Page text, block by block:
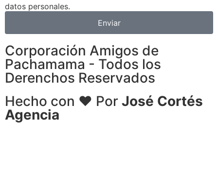
datos personales.
Enviar
Corporación Amigos de
Pachamama - Todos los
Derenchos Reservados
Hecho con ❤ Por José Cortés
Agencia